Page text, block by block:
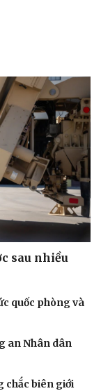
số
sau nhiều
quốc phòng và
an Nhân dân
chắc biên giới